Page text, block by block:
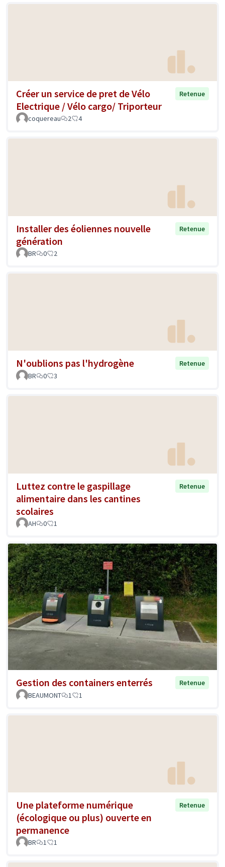
Créer un service de pret de Vélo
Electrique / Vélo cargo/ Triporteur
Retenue
coquereau 2 4
Installer des éoliennes nouvelle
génération
Retenue
BR 0 2
N'oublions pas l'hydrogène
Retenue
BR
0 3
Luttez contre le gaspillage
alimentaire dans les cantines
scolaires
Retenue
AH 0 1
Gestion des containers enterrés
Retenue
BEAUMONT
1 1
Une plateforme numérique
(écologique ou plus) ouverte en
permanence
Retenue
BR 1 1